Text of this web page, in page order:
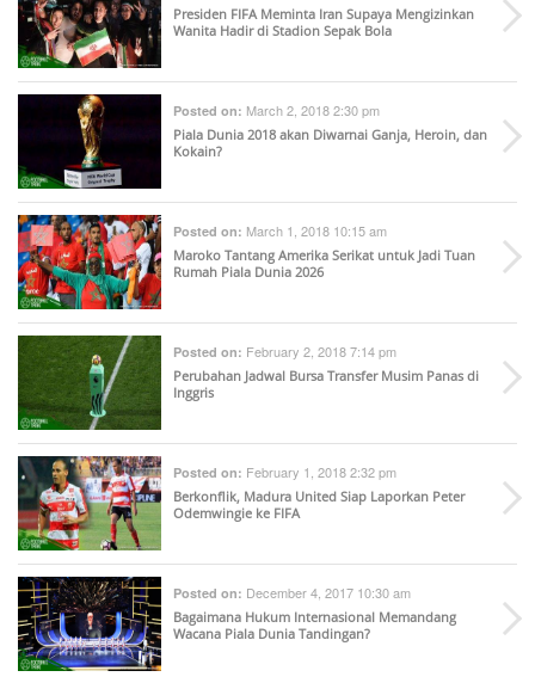
Presiden FIFA Meminta Iran Supaya Mengizinkan
Wanita Hadir di Stadion Sepak Bola
Posted on: March 2, 2018 2:30 pm
Piala Dunia 2018 akan Diwarnai Ganja, Heroin, dan
Kokain?
Posted on: March 1, 2018 10:15 am
Maroko Tantang Amerika Serikat untuk Jadi Tuan
Rumah Piala Dunia 2026
Posted on: February 2, 2018 7:14 pm
Perubahan Jadwal Bursa Transfer Musim Panas di
Inggris
Posted on: February 1, 2018 2:32 pm
Berkonflik, Madura United Siap Laporkan Peter
Odemwingie ke FIFA
Posted on: December 4, 2017 10:30 am
Bagaimana Hukum Internasional Memandang
Wacana Piala Dunia Tandingan?